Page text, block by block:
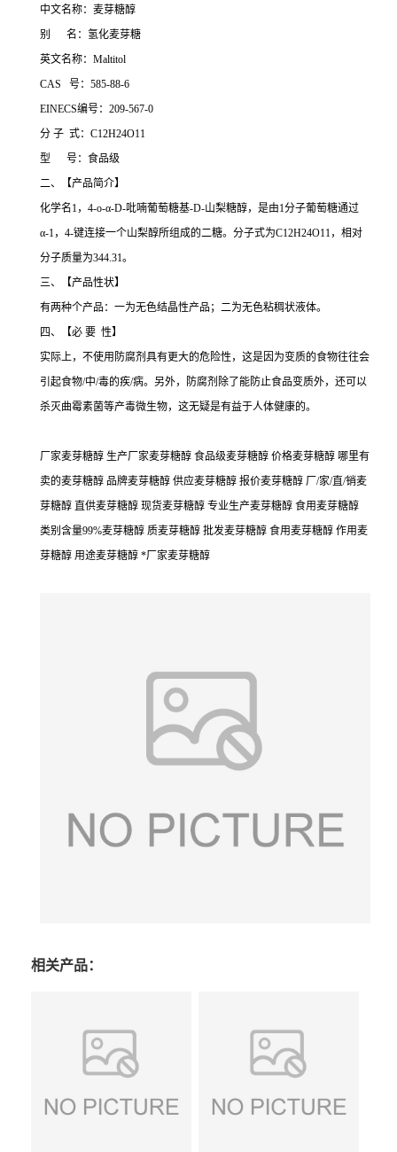
中文名称：麦芽糖醇
别 名：氢化麦芽糖
英文名称：Maltitol
CAS 号：585-88-6
EINECS编号：209-567-0
分 子 式：C12H24O11
型 号：食品级
二、【产品简介】
化学名1，4-o-α-D-吡喃葡萄糖基-D-山梨糖醇，是由1分子葡萄糖通过
α-1，4-键连接一个山梨醇所组成的二糖。分子式为C12H24O11，相对
分子质量为344.31。
三、【产品性状】
有两种个产品：一为无色结晶性产品；二为无色粘稠状液体。
四、【必 要 性】
实际上，不使用防腐剂具有更大的危险性，这是因为变质的食物往往会
引起食物/中/毒的疾/病。另外，防腐剂除了能防止食品变质外，还可以
杀灭曲霉素菌等产毒微生物，这无疑是有益于人体健康的。
厂家麦芽糖醇 生产厂家麦芽糖醇 食品级麦芽糖醇 价格麦芽糖醇 哪里有
卖的麦芽糖醇 品牌麦芽糖醇 供应麦芽糖醇 报价麦芽糖醇 厂/家/直/销麦
芽糖醇 直供麦芽糖醇 现货麦芽糖醇 专业生产麦芽糖醇 食用麦芽糖醇
类别含量99%麦芽糖醇 质麦芽糖醇 批发麦芽糖醇 食用麦芽糖醇 作用麦
芽糖醇 用途麦芽糖醇 *厂家麦芽糖醇
相关产品：